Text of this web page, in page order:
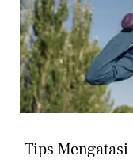
Tips Mengatasi